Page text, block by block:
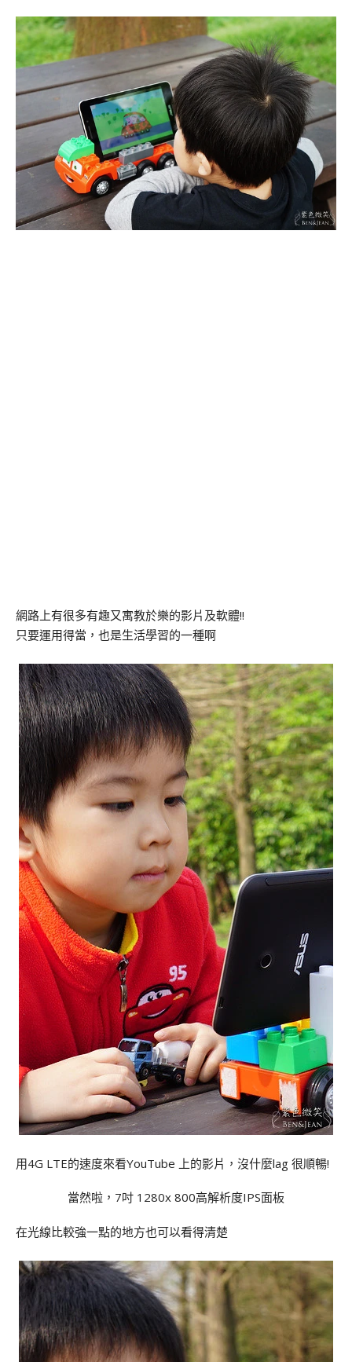
網路上有很多有趣又寓教於樂的影片及軟體!!
只要運用得當，也是生活學習的一種啊
用4G LTE的速度來看YouTube 上的影片，沒什麼lag 很順暢!
當然啦，7吋 1280x 800高解析度IPS面板
在光線比較強一點的地方也可以看得清楚